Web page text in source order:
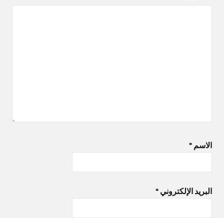
الاسم *
البريد الإلكتروني *